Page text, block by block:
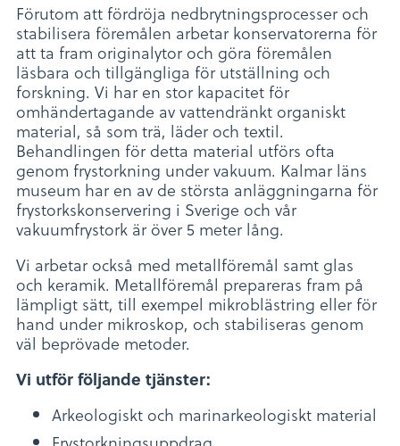
Förutom att fördröja nedbrytningsprocesser och
stabilisera föremålen arbetar konservatorerna för
att ta fram originalytor och göra föremålen
läsbara och tillgängliga för utställning och
forskning. Vi har en stor kapacitet för
omhändertagande av vattendränkt organiskt
material, så som trä, läder och textil.
Behandlingen för detta material utförs ofta
genom frystorkning under vakuum. Kalmar läns
museum har en av de största anläggningarna för
frystorkskonservering i Sverige och vår
vakuumfrystork är över 5 meter lång.
Vi arbetar också med metallföremål samt glas
och keramik. Metallföremål prepareras fram på
lämpligt sätt, till exempel mikroblästring eller för
hand under mikroskop, och stabiliseras genom
väl beprövade metoder.
Vi utför följande tjänster:
Arkeologiskt och marinarkeologiskt material